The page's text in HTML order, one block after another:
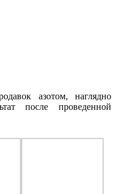
азотом, наглядно
после проведенной